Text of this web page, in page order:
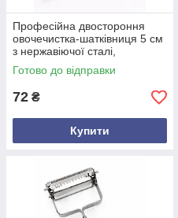
Професійна двостороння
овочечистка-шатківниця 5 см
з нержавіючої сталі,
полегшений корпус
Готово до відправки
72 ₴
Купити